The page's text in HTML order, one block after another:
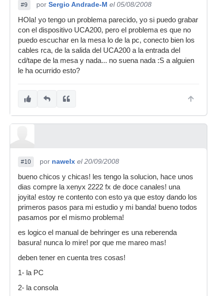
#9 por Sergio Andrade-M el 05/08/2008
HOla! yo tengo un problema parecido, yo si puedo grabar
con el dispositivo UCA200, pero el problema es que no
puedo escuchar en la mesa lo de la pc, conecto bien los
cables rca, de la salida del UCA200 a la entrada del
cd/tape de la mesa y nada... no suena nada :S a alguien
le ha ocurrido esto?
#10 por nawelx el 20/09/2008
bueno chicos y chicas! les tengo la solucion, hace unos
dias compre la xenyx 2222 fx de doce canales! una
joyita! estoy re contento con esto ya que estoy dando los
primeros pasos para mi estudio y mi banda! bueno todos
pasamos por el mismo problema!
es logico el manual de behringer es una reberenda
basura! nunca lo mire! por que me mareo mas!
deben tener en cuenta tres cosas!
1- la PC
2- la consola